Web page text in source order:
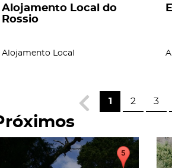
Alojamento Local do
Rossio
Alojamento Local
1 2 3